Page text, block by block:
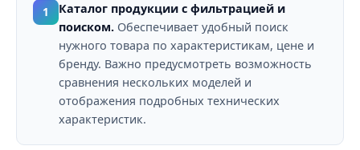
1
Каталог продукции с фильтрацией и
поиском. Обеспечивает удобный поиск
нужного товара по характеристикам, цене и
бренду. Важно предусмотреть возможность
сравнения нескольких моделей и
отображения подробных технических
характеристик.